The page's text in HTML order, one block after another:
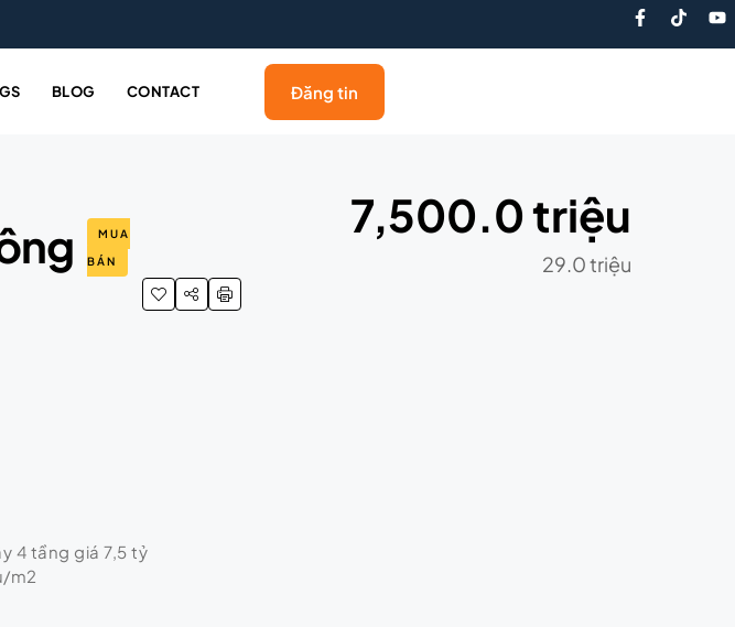
BLOG CONTACT Đăng tin
MUA
BÁN
7,500.0 triệu
29.0 triệu
4 tầng giá 7,5 tỷ
m2